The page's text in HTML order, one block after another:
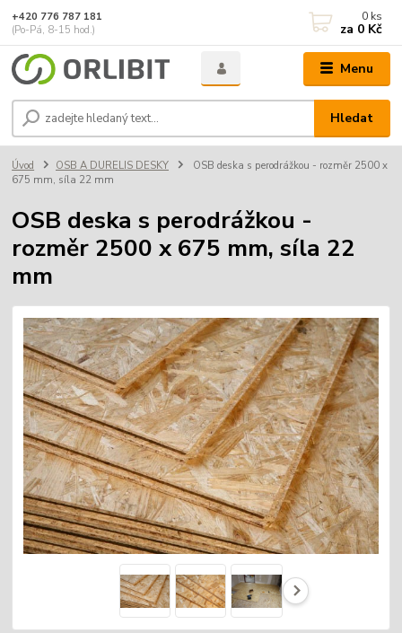
Menu
Hledat
+420 776 787 181
(Po-Pá, 8-15 hod.)
0 ks
za 0 Kč
Úvod OSB A DURELIS DESKY
OSB deska s perodrážkou - rozměr 2500 x
675 mm, síla 22 mm
OSB deska s perodrážkou -
rozměr 2500 x 675 mm, síla 22
mm